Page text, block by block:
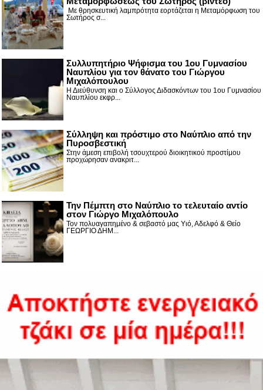
Με θρησκευτική λαμπρότητα εορτάζεται η Μεταμόρφωση του
Σωτήρος σ...
Συλλυπητήριο Ψήφισμα του 1ου Γυμνασίου
Ναυπλίου για τον θάνατο του Γιώργου
Μιχαλόπουλου
Η Διεύθυνση και ο Σύλλογος Διδασκόντων του 1ου Γυμνασίου
Ναυπλίου εκφρ...
Σύλληψη και πρόστιμο στο Ναύπλιο από την
Πυροσβεστική
Στην άμεση επιβολή τσουχτερού διοικητικού προστίμου
προχώρησαν ανακριτ...
Την Πέμπτη στο Ναύπλιο το τελευταίο αντίο
στον Γιώργο Μιχαλόπουλο
Τον πολυαγαπημένο & σεβαστό μας Υιό, Αδελφό & Θείο
ΓΕΩΡΓΙΟ ΔΗΜ...